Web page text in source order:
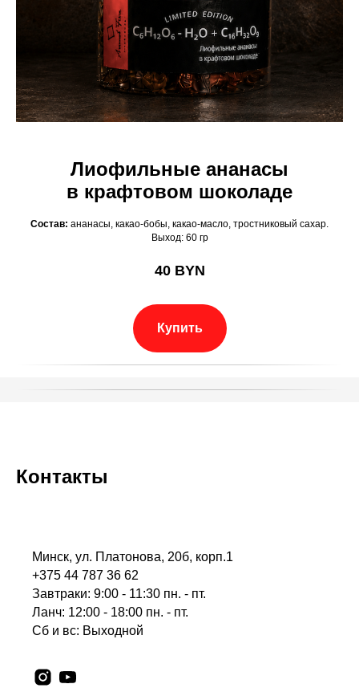
Лиофильные ананасы
в крафтовом шоколаде
Состав: ананасы, какао-бобы, какао-масло, тростниковый сахар.
Выход: 60 гр
40 BYN
Купить
Контакты
Минск, ул. Платонова, 20б, корп.1
+375 44 787 36 62
Завтраки: 9:00 - 11:30 пн. - пт.
Ланч: 12:00 - 18:00 пн. - пт.
Сб и вс: Выходной